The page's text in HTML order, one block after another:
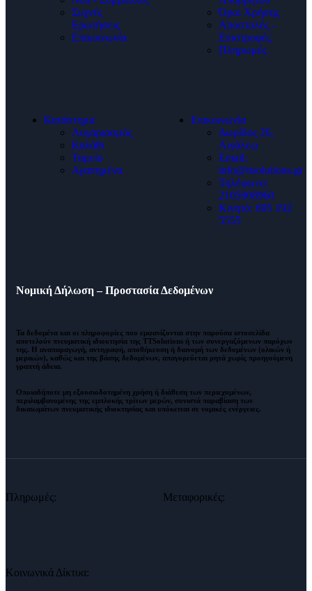
Συχνές
Ερωτήσεις
Επικοινωνία
Όροι Χρήσης
Αποστολές -
Επιστροφές
Πληρωμές
Κατάστημα
Λογαριασμός
Καλάθι
Ταμείο
Αγαπημένα
Επικοινωνία
Δωρίδος 26,
Αιγάλεω
Email:
info@ttsolutions.gr
Τηλέφωνο:
2105908960
Κινητό: 695 192
5555
Νομική Δήλωση – Προστασία Δεδομένων
Τα δεδομένα και οι πληροφορίες που εμφανίζονται στην παρούσα ιστοσελίδα
αποτελούν πνευματική ιδιοκτησία της TTSolutions ή των συνεργαζόμενων παρόχων
της. Η αναπαραγωγή, αντιγραφή, αποθήκευση ή διανομή των δεδομένων (ολικών ή
μερικών), καθώς και της βάσης δεδομένων, απαγορεύεται ρητά χωρίς προηγούμενη
γραπτή άδεια.
Οποιαδήποτε μη εξουσιοδοτημένη χρήση ή διάθεση των περιεχομένων,
περιλαμβανομένης της εμπλοκής τρίτων μερών, συνιστά παραβίαση των
δικαιωμάτων πνευματικής ιδιοκτησίας και υπόκειται σε νομικές ενέργειες.
Πληρωμές: Μεταφορικές:
Κοινωνικά Δίκτυα: